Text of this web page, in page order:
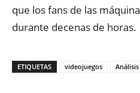
que los fans de las
durante decenas de horas.
ETIQUETAS videojuegos Análisis